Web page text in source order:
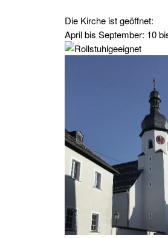
Die Kirche ist geöffnet:
April bis September: 10